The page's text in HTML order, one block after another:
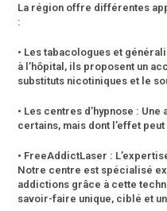
La région offre différentes
:
• Les tabacologues et
à l’hôpital, ils proposent un
substituts nicotiniques et le
• Les centres d’hypnose :
certains, mais dont l’effet
• FreeAddictLaser :
Notre centre est spécialisé
addictions grâce à cette
savoir-faire unique, ciblé et